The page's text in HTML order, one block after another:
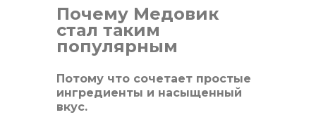
Почему Медовик
стал таким
популярным
Потому что сочетает простые
ингредиенты и насыщенный
вкус.